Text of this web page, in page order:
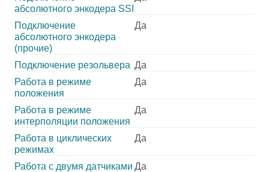
абсолютного энкодера SSI
Подключение
абсолютного энкодера
(прочие)
Да
Подключение резольвера Да
Работа в режиме
положения
Да
Работа в режиме
интерполяции положения
Да
Работа в циклических
режимах
Да
Работа с двумя датчиками Да